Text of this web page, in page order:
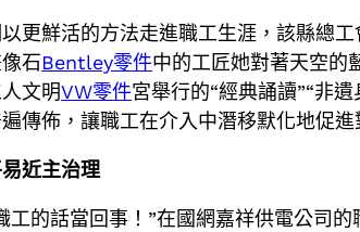
更鮮活的方法走進職工生涯，該縣總
石Bentley零件中的工匠她對著天空的
文明VW零件宮舉行的“經典誦讀”“非
傳佈，讓職工在介入中潛移默化地促
近主治理
工的話當回事！”在國網嘉祥供電公司